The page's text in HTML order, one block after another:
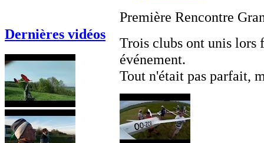
Dernières vidéos
Première Rencontre
Trois clubs ont unis lors
événement.
Tout n'était pas parfait,